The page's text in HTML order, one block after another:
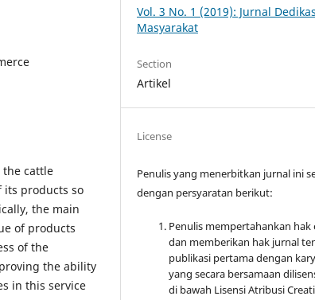
the cattle
products so
the main
of products
of the
the ability
in this service
Vol. 3 No. 1 (2019): Jurnal
Masyarakat
Section
Artikel
License
Penulis yang menerbitkan jurnal ini
dengan persyaratan berikut:
Penulis mempertahankan hak
dan memberikan hak jurnal
publikasi pertama dengan
yang secara bersamaan
di bawah Lisensi Atribusi